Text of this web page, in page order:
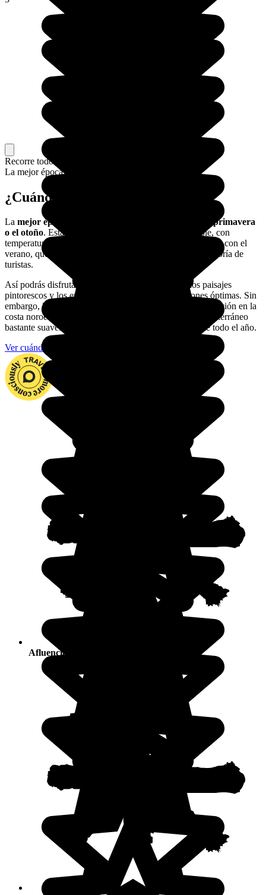
Recorre todo el país, o solo una parte
La mejor época para ir.
¿Cuándo viajar a Cinque Terre?
La mejor época para viajar a las Cinque Terre es la primavera
o el otoño. Estas estaciones ofrecen un clima agradable, con
temperaturas moderadas y menos viajeros en comparación con el
verano, que es la temporada alta y cuando acuden la mayoría de
turistas.
Así podrás disfrutar de los senderos de caminata, los paisajes
pintorescos y los encantadores pueblos en condiciones óptimas. Sin
embargo, la región de las Cinque Terre, debido a su ubicación en la
costa noroeste de la Riviera italiana, posee un clima mediterráneo
bastante suave. Por lo tanto, es posible visitarla durante todo el año.
Ver cuándo viajar
Afluencia